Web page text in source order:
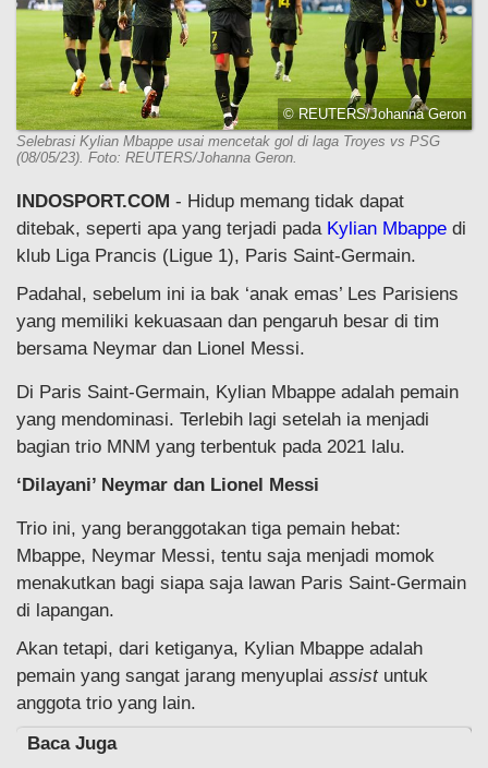
© REUTERS/Johanna Geron
Selebrasi Kylian Mbappe usai mencetak gol di laga Troyes vs PSG
(08/05/23). Foto: REUTERS/Johanna Geron.
INDOSPORT.COM - Hidup memang tidak dapat
ditebak, seperti apa yang terjadi pada Kylian Mbappe di
klub Liga Prancis (Ligue 1), Paris Saint-Germain.
Padahal, sebelum ini ia bak ‘anak emas’ Les Parisiens
yang memiliki kekuasaan dan pengaruh besar di tim
bersama Neymar dan Lionel Messi.
Di Paris Saint-Germain, Kylian Mbappe adalah pemain
yang mendominasi. Terlebih lagi setelah ia menjadi
bagian trio MNM yang terbentuk pada 2021 lalu.
‘Dilayani’ Neymar dan Lionel Messi
Trio ini, yang beranggotakan tiga pemain hebat:
Mbappe, Neymar Messi, tentu saja menjadi momok
menakutkan bagi siapa saja lawan Paris Saint-Germain
di lapangan.
Akan tetapi, dari ketiganya, Kylian Mbappe adalah
pemain yang sangat jarang menyuplai assistuntuk
anggota trio yang lain.
Baca Juga